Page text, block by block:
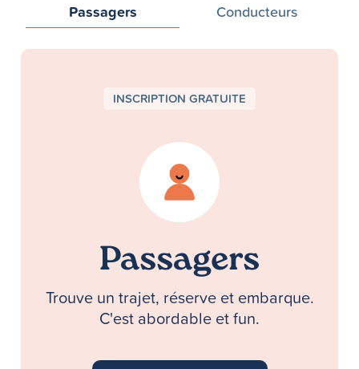
Passagers Conducteurs
INSCRIPTION GRATUITE
Passagers
Trouve un trajet, réserve et embarque.
C'est abordable et fun.